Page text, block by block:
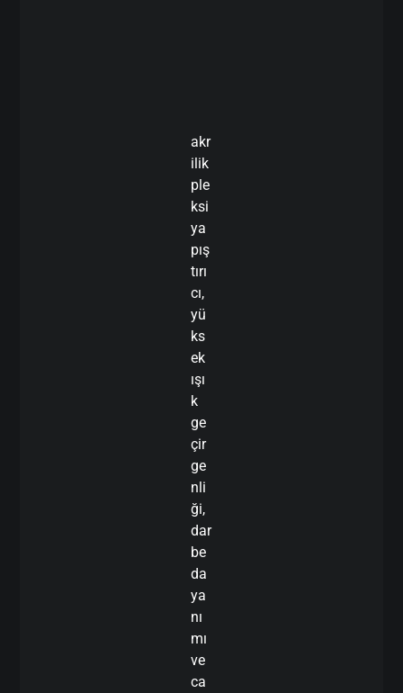
akr
ilik
ple
ksi
ya
pış
tırı
cı,
yü
ks
ek
ışı
k
ge
çir
ge
nli
ği,
dar
be
da
ya
nı
mı
ve
ca